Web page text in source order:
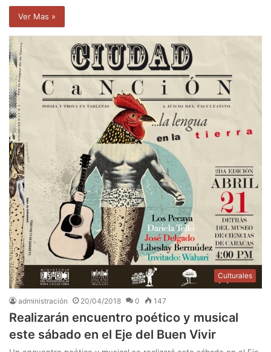
Ver Mas »
Culturales
administración 20/04/2018 0 147
Realizarán encuentro poético y musical
este sábado en el Eje del Buen Vivir